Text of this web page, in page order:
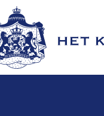
de homepage van